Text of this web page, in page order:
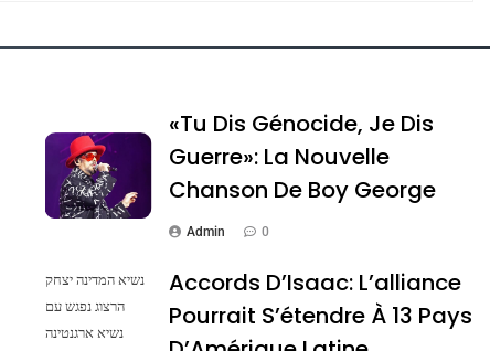
«Tu Dis Génocide, Je Dis
Guerre»: La Nouvelle
Chanson De Boy George
Admin 0
נשיא המדינה יצחק
הרצוג נפגש עם
נשיא ארגנטינה
Accords D’Isaac: L’alliance
Pourrait S’étendre À 13 Pays
De Loya Stauber
Guerre»: La Nouvelle Chanson De Boy George